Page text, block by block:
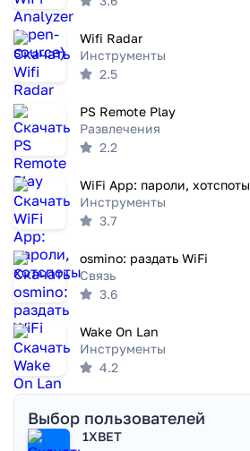
Wifi Radar
Инструменты
2.5
PS Remote Play
Развлечения
2.2
WiFi App: пароли, хотспоты
Инструменты
3.7
osmino: раздать WiFi
Связь
3.6
Wake On Lan
Инструменты
4.2
Выбор пользователей
1XBET